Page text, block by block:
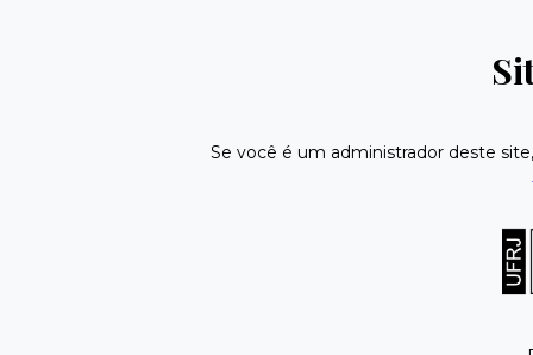
Se você é um administrador deste